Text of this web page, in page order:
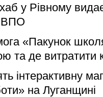
у Рівному
ВПО
«Пакунок
та де витратити
інтерактивну
на Луганщині